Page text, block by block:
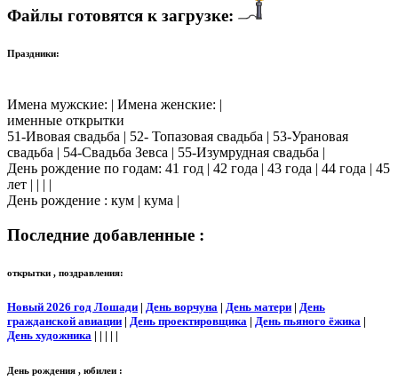
Файлы готовятся к загрузке:
Праздники:
Имена мужские: | Имена женские: |
именные открытки
51-Ивовая свадьба | 52- Топазовая свадьба | 53-Урановая
свадьба | 54-Свадьба Зевса | 55-Изумрудная свадьба |
День рождение по годам: 41 год | 42 года | 43 года | 44 года | 45
лет | | | |
День рождение : кум | кума |
Последние добавленные :
открытки , поздравления:
Новый 2026 год Лошади | День ворчуна | День матери | День
гражданской авиации | День проектировщика | День пьяного ёжика |
День художника | | | | |
День рождения , юбилеи :